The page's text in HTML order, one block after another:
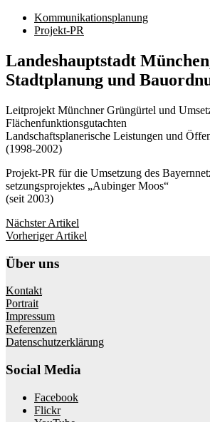
Kommunikationsplanung
Projekt-PR
Landeshauptstadt
Stadtplanung und
Leitprojekt Münchner Grüngürtel und
Flächenfunktionsgutachten
Landschaftsplanerische Leistungen und
(1998-2002)
Projekt-PR für die Umsetzung des
setzungsprojektes „Aubinger Moos“
(seit 2003)
Nächster Artikel
Vorheriger Artikel
Über uns
Kontakt
Portrait
Impressum
Referenzen
Datenschutzerklärung
Social Media
Facebook
Flickr